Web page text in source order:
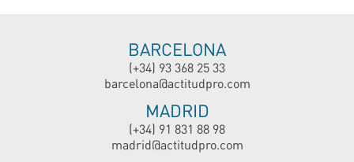
BARCELONA
(+34) 93 368 25 33
barcelona@actitudpro.com
MADRID
(+34) 91 831 88 98
madrid@actitudpro.com